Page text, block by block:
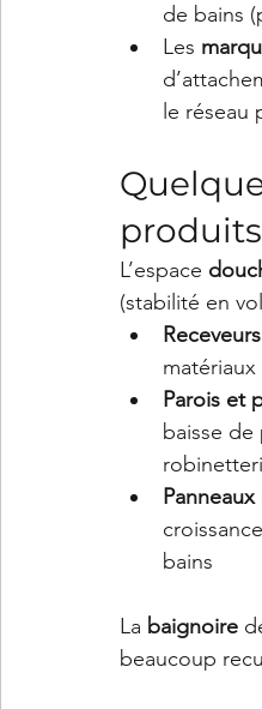
de bains
Les
le réseau
produits
L’espace
(stabilité en
Parois et
baisse
bains
La baignoire
beaucoup